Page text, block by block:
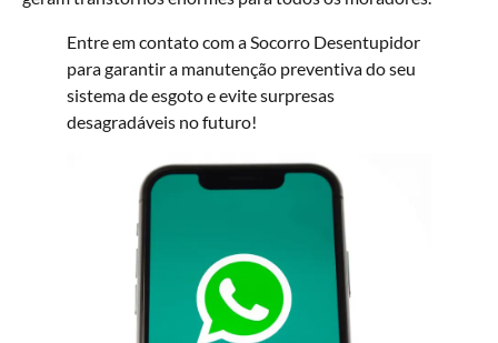
Entre em contato com a Socorro Desentupidor
para garantir a manutenção preventiva do seu
sistema de esgoto e evite surpresas
desagradáveis no futuro!